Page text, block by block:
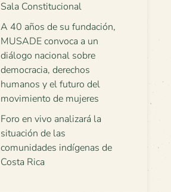
Sala Constitucional
A 40 años de su fundación,
MUSADE convoca a un
diálogo nacional sobre
democracia, derechos
humanos y el futuro del
movimiento de mujeres
Foro en vivo analizará la
situación de las
comunidades indígenas de
Costa Rica